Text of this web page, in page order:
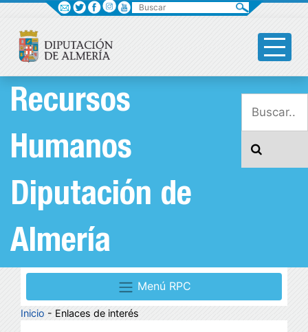
Buscar
Recursos
Humanos
Diputación de
Almería
Menú RPC
Inicio - Enlaces de interés